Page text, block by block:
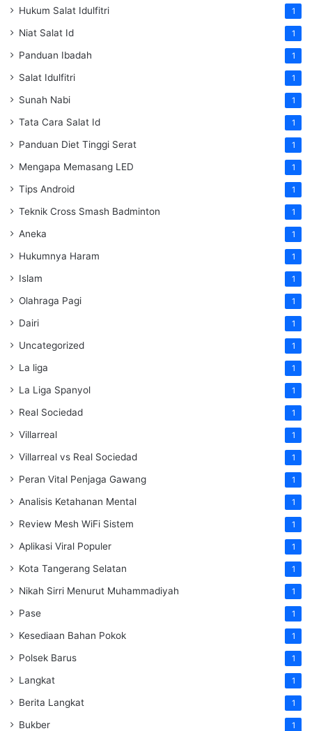
Hukum Salat Idulfitri 1
Niat Salat Id 1
Panduan Ibadah 1
Salat Idulfitri 1
Sunah Nabi 1
Tata Cara Salat Id 1
Panduan Diet Tinggi Serat 1
Mengapa Memasang LED 1
Tips Android 1
Teknik Cross Smash Badminton 1
Aneka 1
Hukumnya Haram 1
Islam 1
Olahraga Pagi 1
Dairi 1
Uncategorized 1
La liga 1
La Liga Spanyol 1
Real Sociedad 1
Villarreal 1
Villarreal vs Real Sociedad 1
Peran Vital Penjaga Gawang 1
Analisis Ketahanan Mental 1
Review Mesh WiFi Sistem 1
Aplikasi Viral Populer 1
Kota Tangerang Selatan 1
Nikah Sirri Menurut Muhammadiyah 1
Pase 1
Kesediaan Bahan Pokok 1
Polsek Barus 1
Langkat 1
Berita Langkat 1
Bukber 1